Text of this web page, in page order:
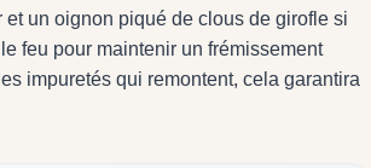
un oignon piqué de clous de girofle si
feu pour maintenir un frémissement
impuretés qui remontent, cela garantira